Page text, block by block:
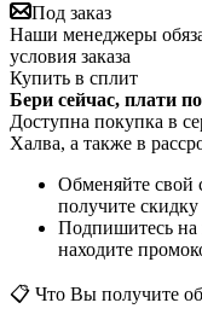
Под заказ
Наши менеджеры
условия заказа
Купить в сплит
Бери сейчас, плати
Доступна покупка в
Халва, а также в
Обменяйте свой
получите
Подпишитесь на
находите
📋 Что Вы получите